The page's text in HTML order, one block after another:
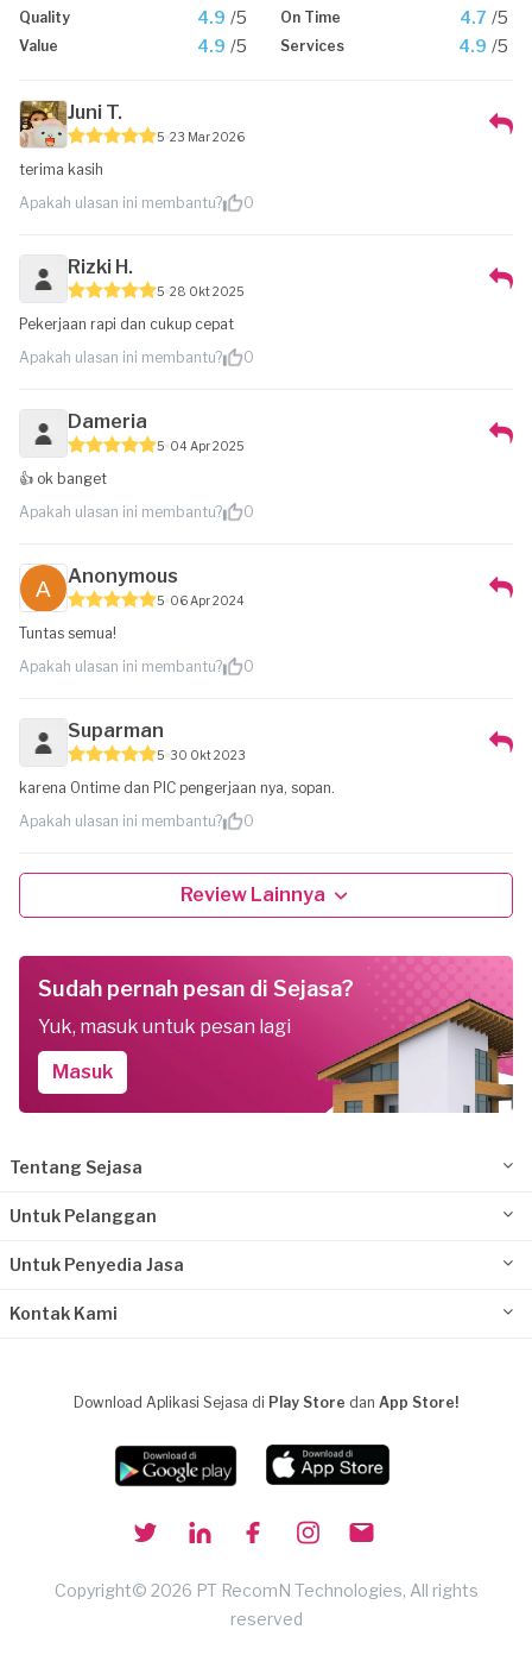
Quality 4.9 /5 On Time 4.7 /5
Value 4.9 /5 Services 4.9 /5
Juni T.
5 23 Mar 2026
terima kasih
Apakah ulasan ini membantu?
0
Rizki H.
5 28 Okt 2025
Pekerjaan rapi dan cukup cepat
Apakah ulasan ini membantu?
0
Dameria
5 04 Apr 2025
👍 ok banget
Apakah ulasan ini membantu?
0
Anonymous
5 06 Apr 2024
Tuntas semua!
Apakah ulasan ini membantu?
0
Suparman
5 30 Okt 2023
karena Ontime dan PIC pengerjaan nya, sopan.
Apakah ulasan ini membantu?
0
Review Lainnya
Sudah pernah pesan di Sejasa?
Yuk, masuk untuk pesan lagi
Masuk
Tentang Sejasa
Untuk Pelanggan
Untuk Penyedia Jasa
Kontak Kami
Download Aplikasi Sejasa di Play Store dan App Store!
Copyright© 2026 PT RecomN Technologies, All rights
reserved